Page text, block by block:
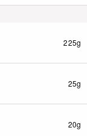
225g
25g
20g